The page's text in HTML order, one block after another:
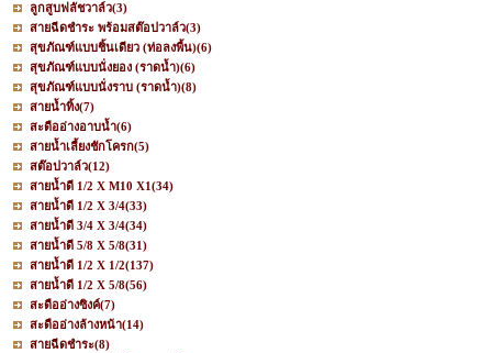
ลูกสูบฟลัชวาล์ว(3)
สายฉีดชำระ พร้อมสต๊อปวาล์ว(3)
สุขภัณฑ์แบบชิ้นเดียว (ท่อลงพื้น)(6)
สุขภัณฑ์แบบนั่งยอง (ราดน้ำ)(6)
สุขภัณฑ์แบบนั่งราบ (ราดน้ำ)(8)
สายน้ำทิ้ง(7)
สะดืออ่างอาบน้ำ(6)
สายน้ำเลี้ยงชักโครก(5)
สต๊อปวาล์ว(12)
สายน้ำดี 1/2 X M10 X1(34)
สายน้ำดี 1/2 X 3/4(33)
สายน้ำดี 3/4 X 3/4(34)
สายน้ำดี 5/8 X 5/8(31)
สายน้ำดี 1/2 X 1/2(137)
สายน้ำดี 1/2 X 5/8(56)
สะดืออ่างซิงค์(7)
สะดืออ่างล้างหน้า(14)
สายฉีดชำระ(8)